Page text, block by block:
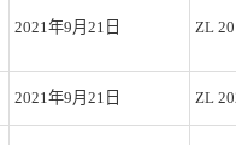
2021年9月21日 ZL
2021年9月21日 ZL